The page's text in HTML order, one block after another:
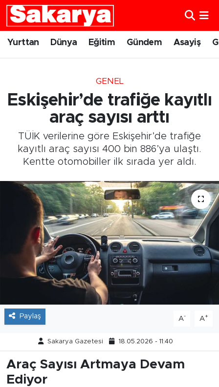
Yurttan Dünya Eğitim Gündem Asayiş
GENEL
Eskişehir’de trafiğe kayıtlı
araç sayısı arttı
TÜİK verilerine göre Eskişehir’de trafiğe
kayıtlı araç sayısı 400 bin 886’ya ulaştı.
Kentte otomobiller ilk sırada yer aldı.
Paylaş A- A+
Sakarya Gazetesi 18.05.2026 - 11:40
Araç Sayısı Artmaya Devam
Ediyor
Yurttan
Gündem
Eskişehirspor
Spor
Sağlık
Kültür Sanat
Tarihçe
Resmi İlanlar
Söyleşi
Foto Şaka
Teknoloji
Politika
Eskişehir Nöbetçi Eczaneler
Eskişehir Trafik Yoğunluk Haritası
Süper Lig Puan Durumu ve Fikstür
Tüm Manşetler
Son Dakika Haberleri
Haber Arşivi